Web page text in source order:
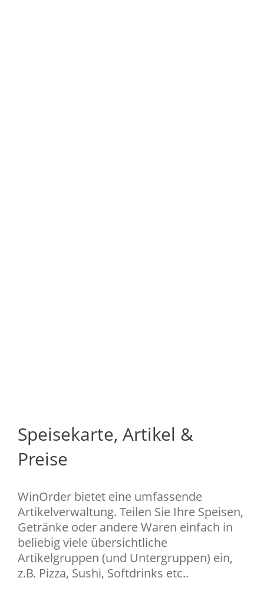
Speisekarte, Artikel &
Preise
WinOrder bietet eine umfassende
Artikelverwaltung. Teilen Sie Ihre Speisen,
Getränke oder andere Waren einfach in
beliebig viele übersichtliche
Artikelgruppen (und Untergruppen) ein,
z.B. Pizza, Sushi, Softdrinks etc..